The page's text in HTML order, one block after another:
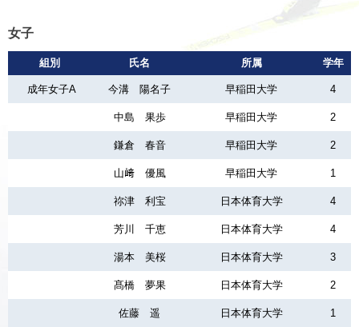
女子
組別 氏名 所属 学年
成年女子A 今溝 陽名子 早稲田大学 4
中島 果歩 早稲田大学 2
鎌倉 春音 早稲田大学 2
山﨑 優風 早稲田大学 1
祢津 利宝 日本体育大学 4
芳川 千恵 日本体育大学 4
湯本 美桜 日本体育大学 3
髙橋 夢果 日本体育大学 2
佐藤 遥 日本体育大学 1